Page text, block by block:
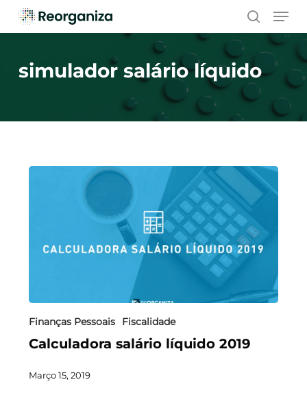
Skip
search
simulador salário líquido
Finanças Pessoais Fiscalidade
Calculadora salário líquido 2019
Março 15, 2019